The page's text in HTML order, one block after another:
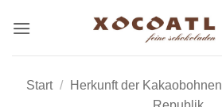
Inhalt
Start / Herkunft der Kakaobohnen